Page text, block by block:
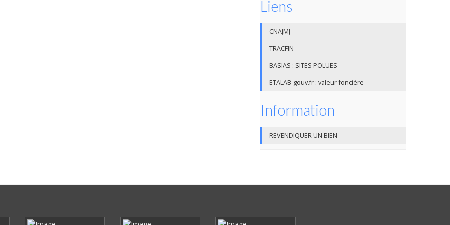
Liens
CNAJMJ
TRACFIN
BASIAS : SITES POLUES
ETALAB-gouv.fr : valeur foncière
Information
REVENDIQUER UN BIEN